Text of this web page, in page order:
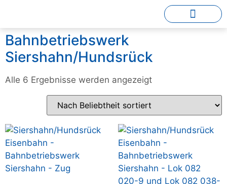
Bahnbetriebswerk
Siershahn/Hundsrück
Alle 6 Ergebnisse werden angezeigt